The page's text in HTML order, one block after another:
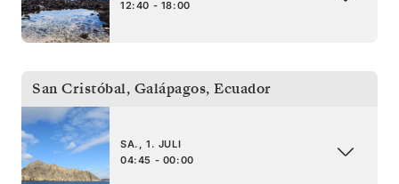
12:40 - 18:00
San Cristóbal, Galápagos, Ecuador
SA., 1. JULI
04:45 - 00:00